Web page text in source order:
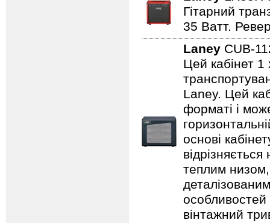
Гітарний
35 Ватт.
Laney CUB-
Цей кабінет 1
Laney. Цей
форматі і
основі
теплим
особливостей
вінтажний